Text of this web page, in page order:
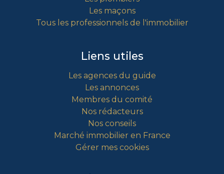
Les maçons
Tous les professionnels de l'immobilier
Liens utiles
Les agences du guide
Les annonces
Membres du comité
Nos rédacteurs
Nos conseils
Marché immobilier en France
Gérer mes cookies